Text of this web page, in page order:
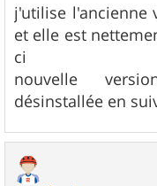
s
s
a
g
e
j'utilise l'ancienne
et elle est
ci
nouvelle
désinstallée en